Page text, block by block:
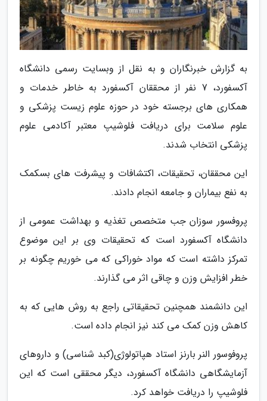
به گزارش خبرنگاران و به نقل از وبسایت رسمی دانشگاه
آکسفورد، 7 نفر از محققان آکسفورد به خاطر خدمات و
همکاری های برجسته خود در حوزه علوم زیست پزشکی و
علوم سلامت برای دریافت فلوشیپ معتبر آکادمی علوم
پزشکی انتخاب شدند.
این محققان، تحقیقات، اکتشافات و پیشرفت های بسکمک
به نفع بیماران و جامعه انجام دادند.
پروفسور سوزان جب متخصص تغذیه و بهداشت عمومی از
دانشگاه آکسفورد است که تحقیقات وی بر این موضوع
تمرکز داشته است که مواد خوراکی که می خوریم چگونه بر
خطر افزایش وزن و چاقی اثر می گذارند.
این دانشمند همچنین تحقیقاتی راجع به روش هایی که به
کاهش وزن کمک می کند نیز انجام داده است.
پروفوسور النر بارنز استاد هپاتولوژی(کبد شناسی) و داروهای
آزمایشگاهی دانشگاه آکسفورد، دیگر محققی است که این
فلوشیپ را دریافت خواهد کرد.